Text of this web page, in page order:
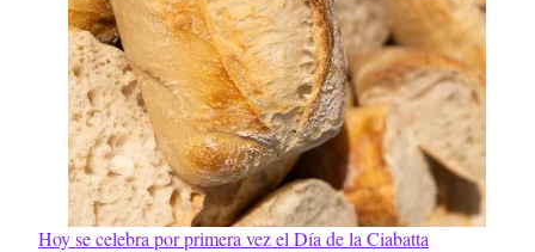
Hoy se celebra por primera vez el Día de la Ciabatta